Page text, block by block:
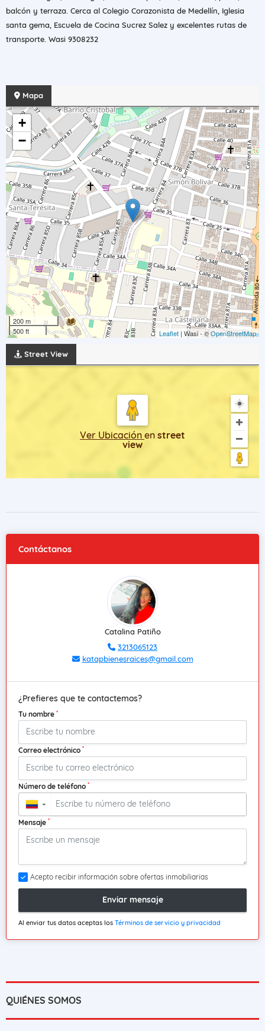
balcón y terraza. Cerca al Colegio Corazonista de Medellín, Iglesia
santa gema, Escuela de Cocina Sucrez Salez y excelentes rutas de
transporte. Wasi 9308232
Mapa
+
−
200 m
500 ft
Leaflet | Wasi - ©OpenStreetMap
Street View
Ver Ubicación en street
view
Contáctanos
Catalina Patiño
3213065123
katapbienesraices@gmail.com
¿Prefieres que te contactemos?
Tu nombre *
Correo electrónico *
Número de teléfono *
▼
Mensaje *
Acepto recibir información sobre ofertas inmobiliarias
Enviar mensaje
Al enviar tus datos aceptas los Términos de servicio y privacidad
QUIÉNES SOMOS